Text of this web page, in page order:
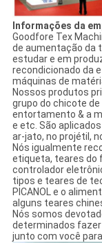
Informações da
Goodfore Tex
de aumentação da
estudar e em
recondicionado da
máquinas de
Nossos produtos
grupo do chicote
entortamento & a
e etc. São
ar-jato, no projétil,
Nós igualmente
etiqueta, teares do
controlador
tipos e teares de
PICANOL e o
alguns teares
Nós somos
determinados
junto com você